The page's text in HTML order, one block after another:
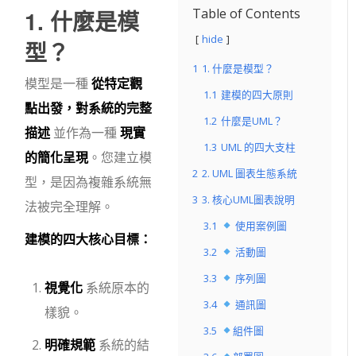
Table of Contents
hide
1 1. 什麼是模型？
1.1 建模的四大原則
1.2 什麼是UML？
1.3 UML 的四大支柱
2 2. UML 圖表生態系統
3 3. 核心UML圖表說明
3.1
使用案例圖
3.2
活動圖
3.3
序列圖
3.4
通訊圖
3.5
組件圖
1. 什麼是模
型？
模型是一種從特定觀
點出發，對系統的完整
描述 並作為一種現實
的簡化呈現。您建立模
型，是因為複雜系統無
法被完全理解。
建模的四大核心目標：
視覺化 系統原本的
樣貌。
明確規範 系統的結